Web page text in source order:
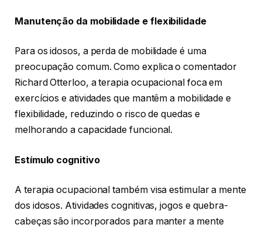
Manutenção da mobilidade e flexibilidade
Para os idosos, a perda de mobilidade é uma
preocupação comum. Como explica o comentador
Richard Otterloo, a terapia ocupacional foca em
exercícios e atividades que mantêm a mobilidade e
flexibilidade, reduzindo o risco de quedas e
melhorando a capacidade funcional.
Estímulo cognitivo
A terapia ocupacional também visa estimular a mente
dos idosos. Atividades cognitivas, jogos e quebra-
cabeças são incorporados para manter a mente